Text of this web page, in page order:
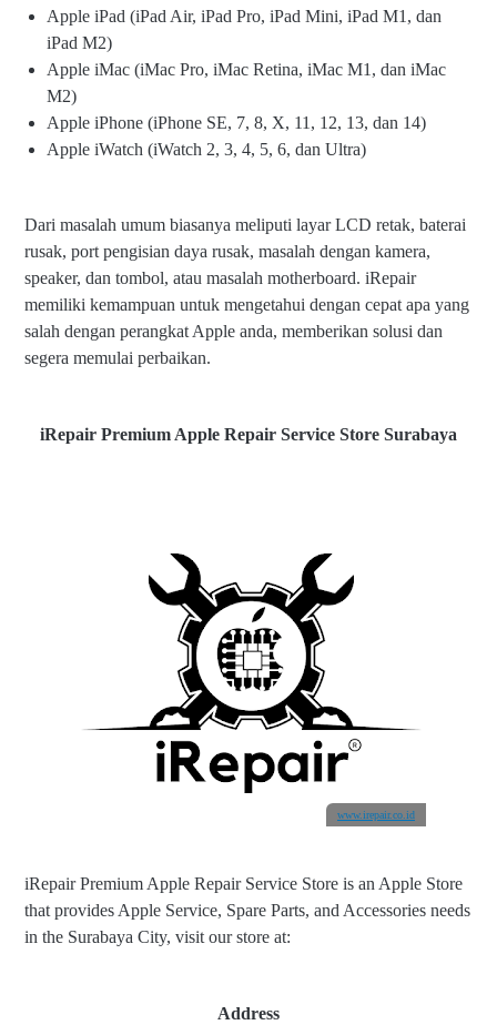
Apple iPad (iPad Air, iPad Pro, iPad Mini, iPad M1, dan
iPad M2)
Apple iMac (iMac Pro, iMac Retina, iMac M1, dan iMac
M2)
Apple iPhone (iPhone SE, 7, 8, X, 11, 12, 13, dan 14)
Apple iWatch (iWatch 2, 3, 4, 5, 6, dan Ultra)
Dari masalah umum biasanya meliputi layar LCD retak, baterai
rusak, port pengisian daya rusak, masalah dengan kamera,
speaker, dan tombol, atau masalah motherboard. iRepair
memiliki kemampuan untuk mengetahui dengan cepat apa yang
salah dengan perangkat Apple anda, memberikan solusi dan
segera memulai perbaikan.
iRepair Premium Apple Repair Service Store Surabaya
www.irepair.co.id
iRepair Premium Apple Repair Service Store is an Apple Store
that provides Apple Service, Spare Parts, and Accessories needs
in the Surabaya City, visit our store at:
Address